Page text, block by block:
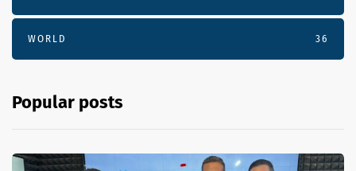
WORLD 36
Popular posts